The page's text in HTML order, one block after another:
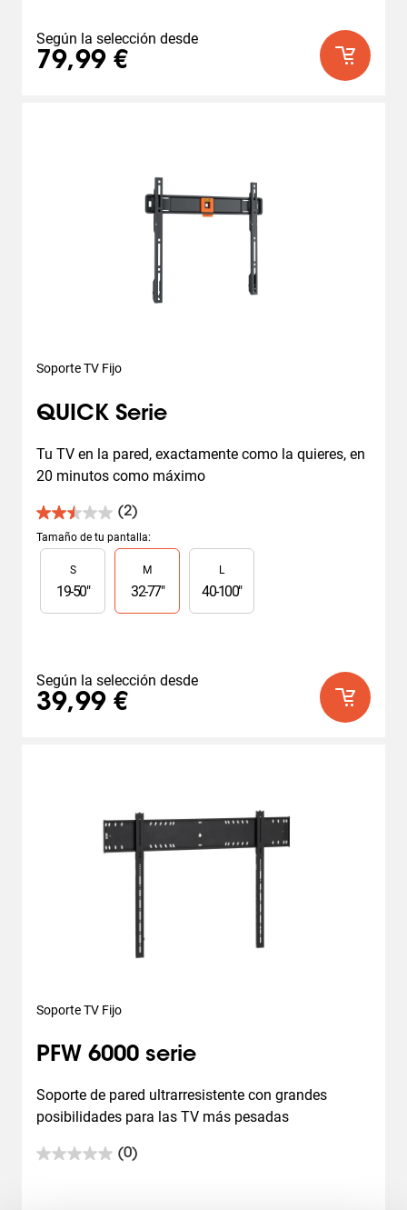
Según la selección desde
79,99 €
Soporte TV Fijo
QUICK Serie
Tu TV en la pared, exactamente como la quieres, en
20 minutos como máximo
(2)
2.5
de
5
estrellas.
reseñas
Tamaño de tu pantalla:
Slide 1 of 3
S
19-50"
M
32-77"
L
40-100"
Según la selección desde
39,99 €
Soporte TV Fijo
PFW 6000 serie
Soporte de pared ultrarresistente con grandes
posibilidades para las TV más pesadas
(0)
0.0